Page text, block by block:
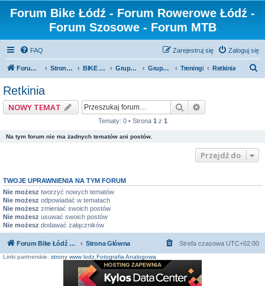
Forum Bike Łódź - Forum Rowerowe Łódź -
Forum Szosowe - Forum MTB
FAQ Zaloguj się
Zarejestruj się
Forum Bike Łódź - Forum Rowerowe Łódź - Forum Szosowe - Forum MTB Strona Główna BIKE ŁÓDŹ Grupy rowerowe Grupa Cyklomaniacy Treningi Retkinia
Retkinia
NOWY TEMAT Szukaj
Tematy: 0 • Strona 1 z 1
Na tym forum nie ma żadnych tematów ani postów.
Przejdź do
TWOJE UPRAWNIENIA NA TYM FORUM
Nie możesz tworzyć nowych tematów
Nie możesz odpowiadać w tematach
Nie możesz zmieniać swoich postów
Nie możesz usuwać swoich postów
Nie możesz dodawać załączników
Forum Bike Łódź - Forum Rowerowe Łódź - Forum Szosowe - Forum MTB Strona Główna Strefa czasowa UTC+02:00
Linki partnerskie: strony www lodz Fotografia Analogowa